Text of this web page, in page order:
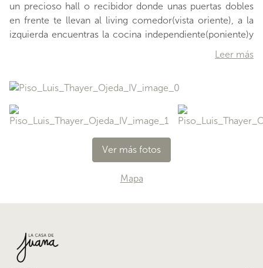
un precioso hall o recibidor donde unas puertas dobles
en frente te llevan al living comedor(vista oriente), a la
izquierda encuentras la cocina independiente(poniente)y
hacia la izquierda una última puerta separa el pasillo hacia
los baños y dormitorios. La cocina es un espacio muy
zona perfecta para un comedor de uso diario y también,
del otro extremo, conexión directa con el comedor
principal, junto al living. Esta última zona mencionada
Leer más
Ver más fotos
Mapa